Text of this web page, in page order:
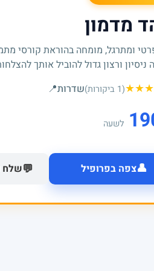
מדמון
ומתרגל, מומחה בהוראת קורסי
(1 ביקורות)★★★ שדרות📍
לשעה
👤צפה בפרופיל 💬שלח